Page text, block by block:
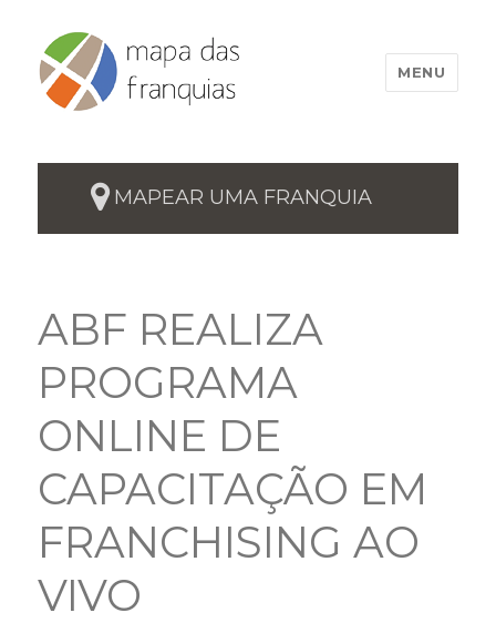
MENU
MAPEAR UMA FRANQUIA
ABF REALIZA
PROGRAMA
ONLINE DE
CAPACITAÇÃO EM
FRANCHISING AO
VIVO